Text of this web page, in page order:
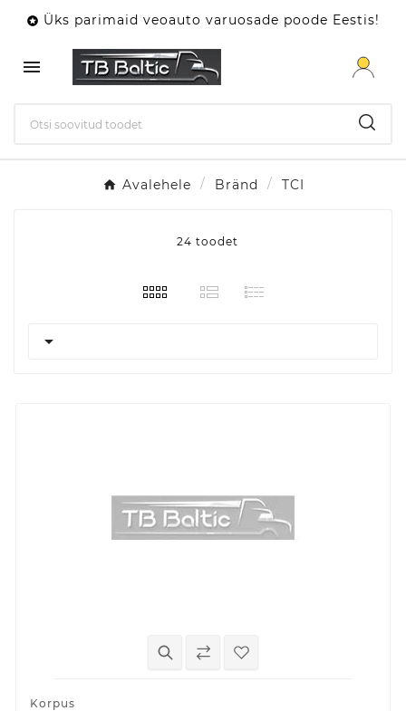
 Üks parimaid veoauto varuosade poode Eestis!

Avalehele Bränd TCI
24 toodet

Korpus